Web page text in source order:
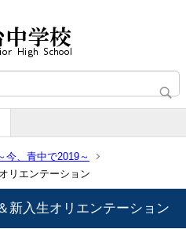
、青中で2019～
リエンテーション
入生オリエンテーション